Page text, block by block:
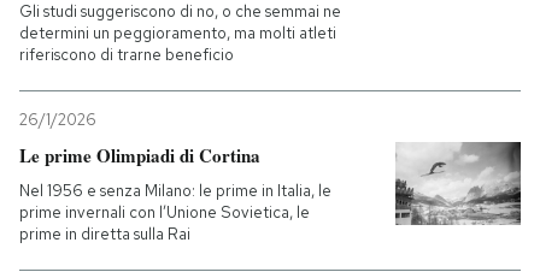
Gli studi suggeriscono di no, o che semmai ne
determini un peggioramento, ma molti atleti
riferiscono di trarne beneficio
26/1/2026
Le prime Olimpiadi di Cortina
Nel 1956 e senza Milano: le prime in Italia, le
prime invernali con l’Unione Sovietica, le
prime in diretta sulla Rai